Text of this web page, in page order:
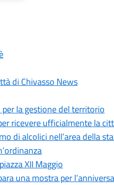
di Chivasso News
la gestione del territorio
ricevere ufficialmente la
di alcolici nell’area della
XII Maggio
una mostra per